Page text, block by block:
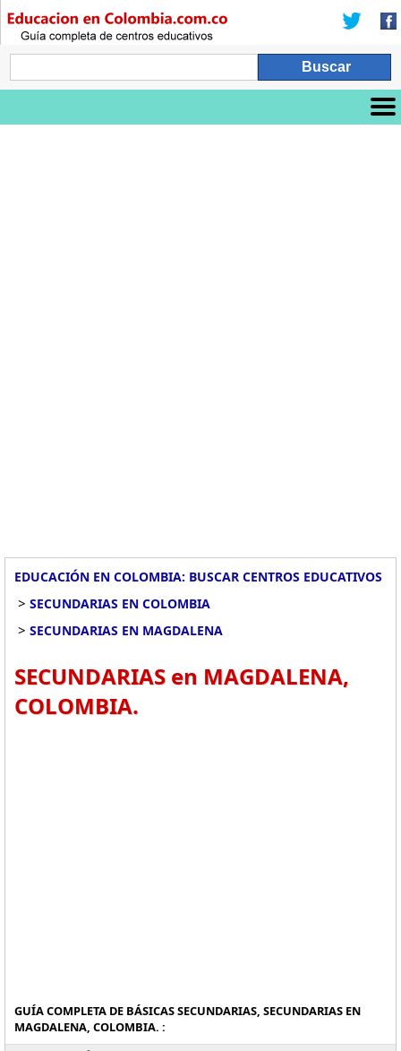
EDUCACIÓN EN COLOMBIA: BUSCAR CENTROS EDUCATIVOS
> SECUNDARIAS EN COLOMBIA
> SECUNDARIAS EN MAGDALENA
SECUNDARIAS en MAGDALENA,
COLOMBIA.
GUÍA COMPLETA DE BÁSICAS SECUNDARIAS, SECUNDARIAS EN
MAGDALENA, COLOMBIA. :